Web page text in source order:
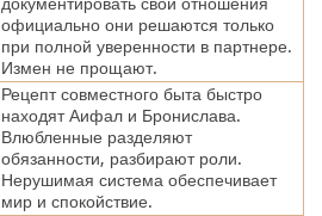
официально они решаются только
при полной уверенности в партнере.
Измен не прощают.
Рецепт совместного быта быстро
находят Аифал и Бронислава.
Влюбленные разделяют
обязанности, разбирают роли.
Нерушимая система обеспечивает
мир и спокойствие.